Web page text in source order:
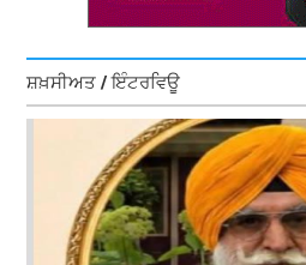
ਸ਼ਖ਼ਸੀਅਤ / ਇੰਟਰਵਿਊ